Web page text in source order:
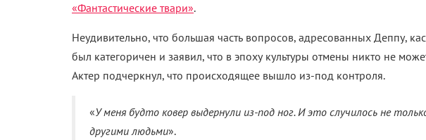
«Фантастические твари».
Неудивительно, что большая часть вопросов, адресованных Деппу,
был категоричен и заявил, что в эпоху культуры отмены никто не
Актер подчеркнул, что происходящее вышло из-под контроля.
«У меня будто ковер выдернули из-под ног. И это случилось не
другими людьми».